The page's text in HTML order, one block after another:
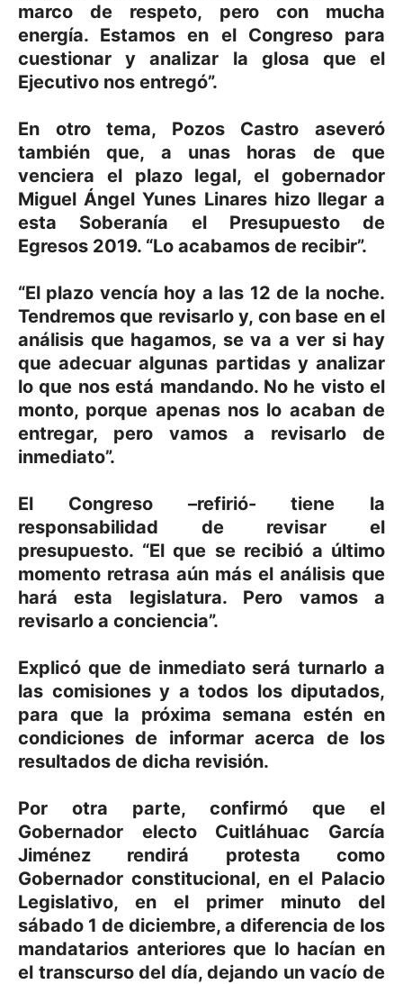
marco de respeto, pero con mucha
energía. Estamos en el Congreso para
cuestionar y analizar la glosa que el
Ejecutivo nos entregó”.
En otro tema, Pozos Castro aseveró
también que, a unas horas de que
venciera el plazo legal, el gobernador
Miguel Ángel Yunes Linares hizo llegar a
esta Soberanía el Presupuesto de
Egresos 2019. “Lo acabamos de recibir”.
“El plazo vencía hoy a las 12 de la noche.
Tendremos que revisarlo y, con base en el
análisis que hagamos, se va a ver si hay
que adecuar algunas partidas y analizar
lo que nos está mandando. No he visto el
monto, porque apenas nos lo acaban de
entregar, pero vamos a revisarlo de
inmediato”.
El Congreso –refirió- tiene la
responsabilidad de revisar el
presupuesto. “El que se recibió a último
momento retrasa aún más el análisis que
hará esta legislatura. Pero vamos a
revisarlo a conciencia”.
Explicó que de inmediato será turnarlo a
las comisiones y a todos los diputados,
para que la próxima semana estén en
condiciones de informar acerca de los
resultados de dicha revisión.
Por otra parte, confirmó que el
Gobernador electo Cuitláhuac García
Jiménez rendirá protesta como
Gobernador constitucional, en el Palacio
Legislativo, en el primer minuto del
sábado 1 de diciembre, a diferencia de los
mandatarios anteriores que lo hacían en
el transcurso del día, dejando un vacío de